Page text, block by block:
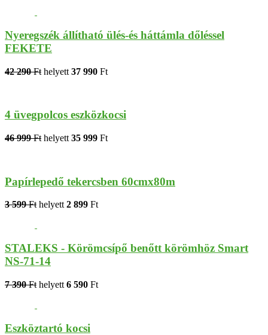
Nyeregszék állítható ülés-és háttámla dőléssel
FEKETE
42 290 Ft helyett 37 990 Ft
4 üvegpolcos eszközkocsi
46 999 Ft helyett 35 999 Ft
Papírlepedő tekercsben 60cmx80m
3 599 Fthelyett2 899 Ft
STALEKS - Körömcsípő benőtt körömhöz Smart
NS-71-14
7 390 Ft helyett 6 590 Ft
Eszköztartó kocsi